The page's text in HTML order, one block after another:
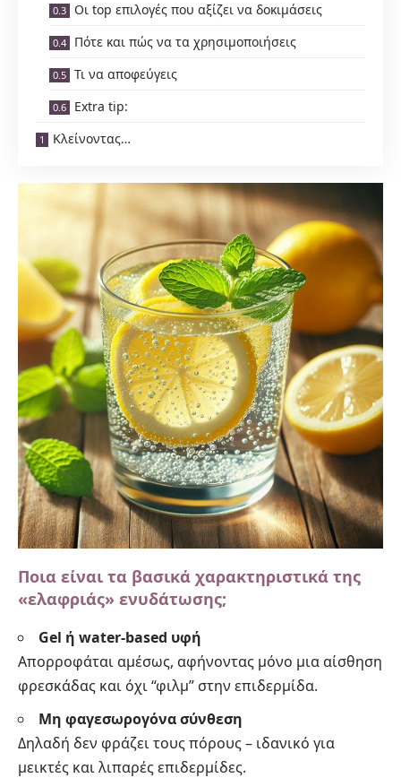
Οι top επιλογές που αξίζει να δοκιμάσεις
Πότε και πώς να τα χρησιμοποιήσεις
Τι να αποφεύγεις
Extra tip:
Κλείνοντας…
Ποια είναι τα βασικά χαρακτηριστικά της
«ελαφριάς» ενυδάτωσης;
Gel ή water-based υφή
Απορροφάται αμέσως, αφήνοντας μόνο μια αίσθηση
φρεσκάδας και όχι “φιλμ” στην επιδερμίδα.
Μη φαγεσωρογόνα σύνθεση
Δηλαδή δεν φράζει τους πόρους – ιδανικό για
μεικτές και λιπαρές επιδερμίδες.